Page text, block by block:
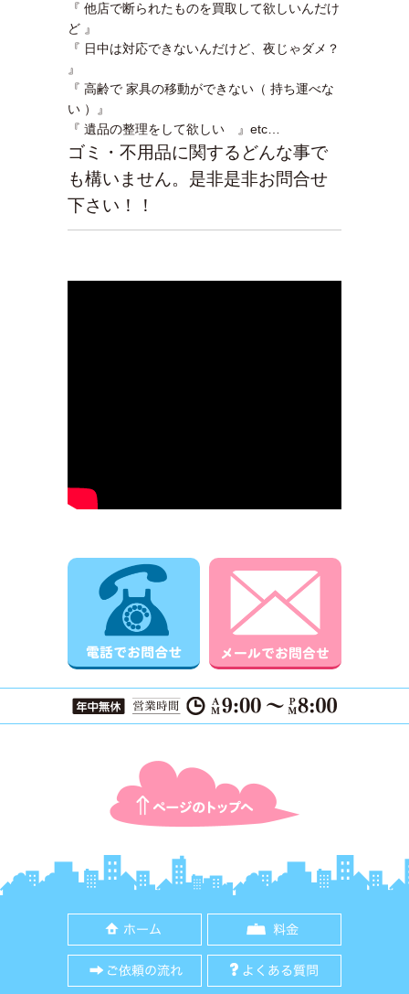
『 他店で断られたものを買取して欲しいんだけ
ど 』
『 日中は対応できないんだけど、夜じゃダメ？
』
『 高齢で 家具の移動ができない（ 持ち運べな
い ）』
『 遺品の整理をして欲しい 』etc…
ゴミ・不用品に関するどんな事で
も構いません。是非是非お問合せ
下さい！！
電話でお問合せ
ご依頼の流れ